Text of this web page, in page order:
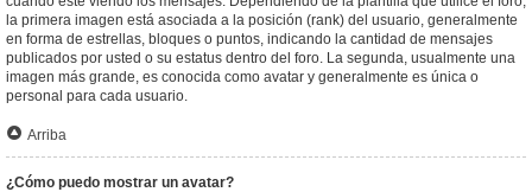
la primera imagen está asociada a la posición (rank) del usuario, generalmente
en forma de estrellas, bloques o puntos, indicando la cantidad de mensajes
publicados por usted o su estatus dentro del foro. La segunda, usualmente una
imagen más grande, es conocida como avatar y generalmente es única o
personal para cada usuario.
Arriba
¿Cómo puedo mostrar un avatar?